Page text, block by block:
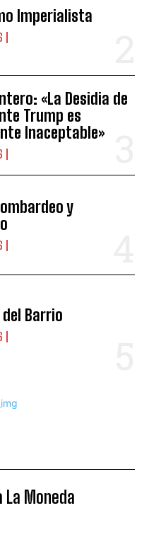
Imperialista
«La Desidia de
Trump es
Inaceptable»
y
Barrio
La Moneda